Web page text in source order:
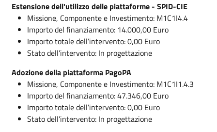
Estensione dell'utilizzo delle piattaforme - SPID-CIE
Missione, Componente e Investimento: M1C1I4.4
Importo del finanziamento: 14.000,00 Euro
Importo totale dell’intervento: 0,00 Euro
Stato dell’intervento: In progettazione
Adozione della piattaforma PagoPA
Missione, Componente e Investimento: M1C1I1.4.3
Importo del finanziamento: 47.346,00 Euro
Importo totale dell’intervento: 0,00 Euro
Stato dell’intervento: In progettazione